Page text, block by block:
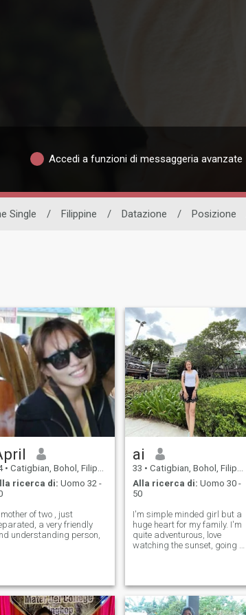
Accedi a funzioni di messaggeria avanzate
Single / Filippine / Datazione / Posizione
• Catigbian, Bohol, Filippine
ricerca di: Uomo 32 -
of two , just
a very friendly
understanding person,
ai
33 • Catigbian, Bohol, Filippine
Alla ricerca di: Uomo 30 -
50
I'm simple minded girl but a
huge heart for my family. I'm
quite adventurous, love
watching the sunset, going to